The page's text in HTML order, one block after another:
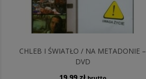
CHLEB I ŚWIATŁO / NA METADONIE –
DVD